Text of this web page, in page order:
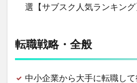
選【サブスク人気ランキング
転職戦略・全般
中小企業から大手に転職し